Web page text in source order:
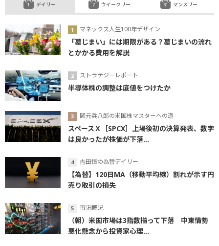
デイリー
マネックス人生100年デザイン
「墓じまい」には期限がある？墓じまいの流れ
とかかる費用を解説
ストラテジーレポート
半導体株の調整は底値をつけたか
岡元兵八郎の米国株マスターへの道
スペースＸ［SPCX］上場後初の決算発表、数字
は良かったが株価が下落...
吉田恒の為替デイリー
【為替】120日MA（移動平均線）割れが示す円
売り取引の損失
市況概況
（朝）米国市場は3指数揃って下落 中東情勢
悪化懸念から投資家心理...
ウイークリー マンスリー